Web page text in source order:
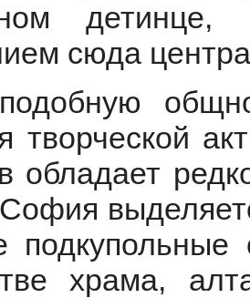
сюда
творческой
обладает
храма,